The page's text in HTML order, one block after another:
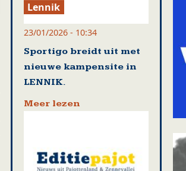
Lennik
23/01/2026 - 10:34
Sportigo breidt uit met
nieuwe kampensite in
LENNIK.
Meer lezen